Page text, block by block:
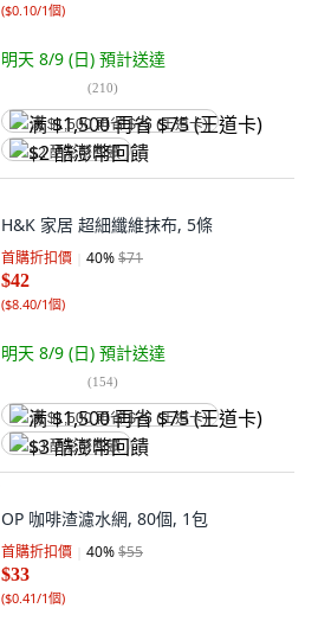
($0.10/1個)
明天 8/9 (日) 預計送達
(210)
满 $1,500 再省 $75 (王道卡)
$2 酷澎幣回饋
H&K 家居 超細纖維抹布, 5條
首購折扣價 40%$71
$42
($8.40/1個)
明天 8/9 (日) 預計送達
(154)
满 $1,500 再省 $75 (王道卡)
$3 酷澎幣回饋
OP 咖啡渣濾水網, 80個, 1包
首購折扣價 40%$55
$33
($0.41/1個)